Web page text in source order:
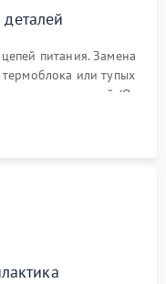
питания. Замена
или тупых
уплотнителей (O-
устранения